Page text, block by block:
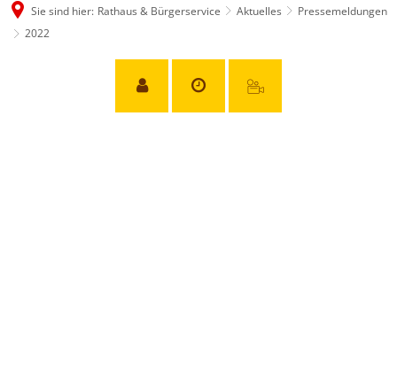
Sie sind hier: Rathaus & Bürgerservice Aktuelles
Pressemeldungen
2022